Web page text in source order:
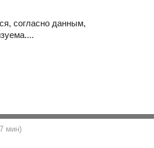
согласно данным,
мин)